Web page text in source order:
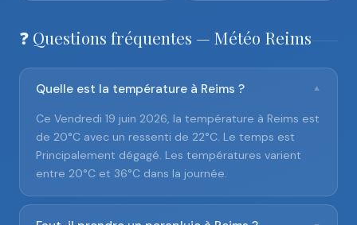
❓ Questions fréquentes — Météo Reims
Quelle est la température à Reims ? ▼
Ce Vendredi 19 juin 2026, la température à Reims est
de 20°C avec un ressenti de 22°C. Le temps est
Principalement dégagé. Les températures varient
entre 20°C et 36°C dans la journée.